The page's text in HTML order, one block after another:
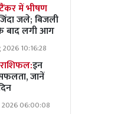
में भीषण
जले; बिजली
बाद लगी आग
10:16:28
इन
जानें
2026 06:00:08